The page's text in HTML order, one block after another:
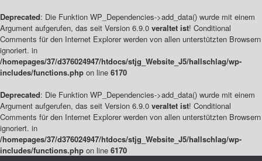
Deprecated: Die Funktion WP_Dependencies->add_data() wurde mit einem
Argument aufgerufen, das seit Version 6.9.0 veraltet ist! Conditional
Comments für den Internet Explorer werden von allen unterstützten Browsern
ignoriert. in
/homepages/37/d376024947/htdocs/stjg_Website_J5/hallschlag/wp-
includes/functions.php on line 6170
Deprecated: Die Funktion WP_Dependencies->add_data() wurde mit einem
Argument aufgerufen, das seit Version 6.9.0 veraltet ist! Conditional
Comments für den Internet Explorer werden von allen unterstützten Browsern
ignoriert. in
/homepages/37/d376024947/htdocs/stjg_Website_J5/hallschlag/wp-
includes/functions.php on line 6170